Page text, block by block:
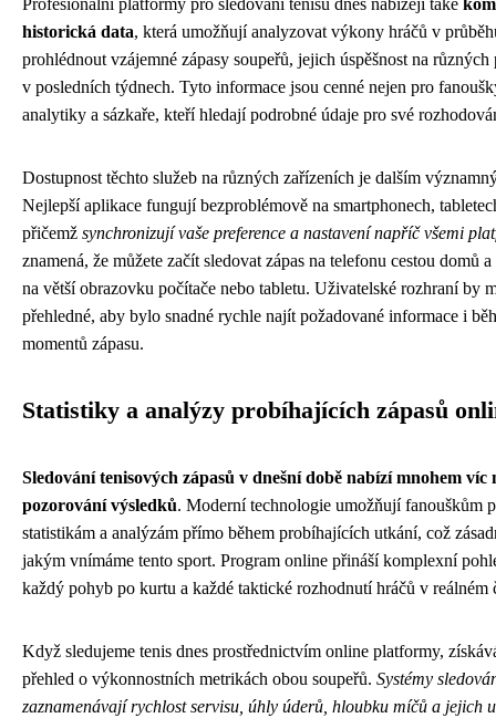
Profesionální platformy pro sledování tenisu dnes nabízejí také
historická data, která umožňují analyzovat výkony hráčů v
prohlédnout vzájemné zápasy soupeřů, jejich úspěšnost na
v posledních týdnech. Tyto informace jsou cenné nejen pro
analytiky a sázkaře, kteří hledají podrobné údaje pro své
Dostupnost těchto služeb na různých zařízeních je dalším
Nejlepší aplikace fungují bezproblémově na smartphonech,
přičemž synchronizují vaše preference a nastavení napříč všemi
znamená, že můžete začít sledovat zápas na telefonu cestou domů
na větší obrazovku počítače nebo tabletu. Uživatelské rozhraní by
přehledné, aby bylo snadné rychle najít požadované informace i
momentů zápasu.
Statistiky a analýzy probíhajících zápasů
Sledování tenisových zápasů v dnešní době nabízí mnohem víc
pozorování výsledků. Moderní technologie umožňují fanouškům
statistikám a analýzám přímo během probíhajících utkání, což
jakým vnímáme tento sport. Program online přináší komplexní
každý pohyb po kurtu a každé taktické rozhodnutí hráčů v reálném
Když sledujeme tenis dnes prostřednictvím online platformy,
přehled o výkonnostních metrikách obou soupeřů. Systémy
zaznamenávají rychlost servisu, úhly úderů, hloubku míčů a jejich